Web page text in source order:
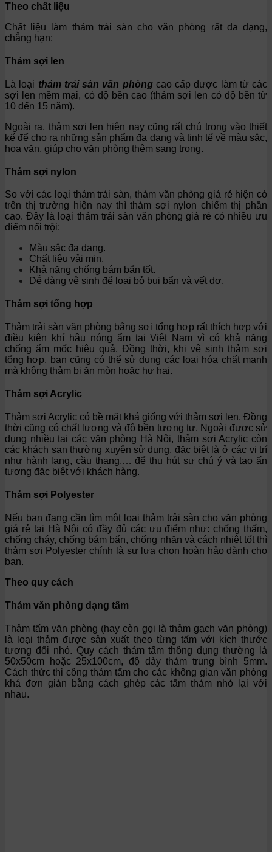
Theo chất liệu
Chất liệu làm thảm trải sàn cho văn phòng rất đa dạng,
chẳng hạn:
Thảm sợi len
Là loại thảm trải sàn văn phòngcao cấp được làm từ các
sợi len mềm mại, có độ bền cao (thảm sợi len có độ bền từ
10 đến 15 năm).
Ngoài ra, thảm sợi len hiện nay cũng rất chú trọng vào thiết
kế để cho ra những sản phẩm đa dạng và tinh tế về màu sắc,
hoa văn, giúp cho văn phòng thêm sang trọng.
Thảm sợi nylon
So với các loại thảm trải sàn, thảm văn phòng giá rẻ hiện có
trên thị trường hiện nay thì thảm sợi nylon chiếm thị phần
cao. Đây là loại thảm trải sàn văn phòng giá rẻ có nhiều ưu
điểm nổi trội:
Màu sắc đa dạng.
Chất liệu vải mịn.
Khả năng chống bám bẩn tốt.
Dễ dàng vệ sinh để loại bỏ bụi bẩn và vết dơ.
Thảm sợi tổng hợp
Thảm trải sàn văn phòng bằng sợi tổng hợp rất thích hợp với
điều kiện khí hậu nóng ẩm tại Việt Nam vì có khả năng
chống ẩm mốc hiệu quả. Đồng thời, khi vệ sinh thảm sợi
tổng hợp, bạn cũng có thể sử dụng các loại hóa chất mạnh
mà không thảm bị ăn mòn hoặc hư hại.
Thảm sợi Acrylic
Thảm sợi Acrylic có bề mặt khá giống với thảm sợi len. Đồng
thời cũng có chất lượng và độ bền tương tự. Ngoài được sử
dụng nhiều tại các văn phòng Hà Nội, thảm sợi Acrylic còn
các khách sạn thường xuyên sử dụng, đặc biệt là ở các vị trí
như hành lang, cầu thang,… để thu hút sự chú ý và tạo ấn
tượng đặc biệt với khách hàng.
Thảm sợi Polyester
Nếu bạn đang cần tìm một loại thảm trải sàn cho văn phòng
giá rẻ tại Hà Nội có đầy đủ các ưu điểm như: chống thấm,
chống cháy, chống bám bẩn, chống nhăn và cách nhiệt tốt thì
thảm sợi Polyester chính là sự lựa chọn hoàn hảo dành cho
bạn.
Theo quy cách
Thảm văn phòng dạng tấm
Thảm tấm văn phòng (hay còn gọi là thảm gạch văn phòng)
là loại thảm được sản xuất theo từng tấm với kích thước
tương đối nhỏ. Quy cách thảm tấm thông dụng thường là
50x50cm hoặc 25x100cm, độ dày thảm trung bình 5mm.
Cách thức thi công thảm tấm cho các không gian văn phòng
khá đơn giản bằng cách ghép các tấm thảm nhỏ lại với
nhau.